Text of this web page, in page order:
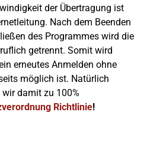
der Übertragung ist
Nach dem Beenden
des Programmes wird die
getrennt. Somit wird
erneutes Anmelden ohne
möglich ist. Natürlich
damit zu 100%
Richtlinie!